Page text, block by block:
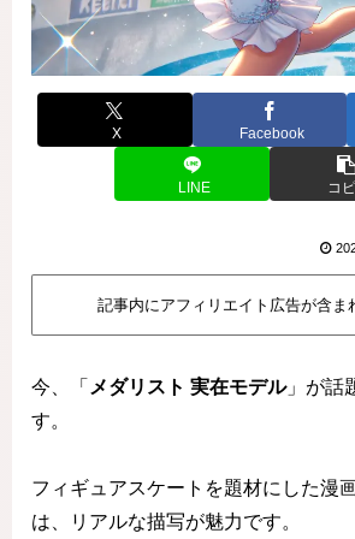
X Facebook
LINE コ
記事内にアフィリエイト広告が含ま
今、「 メダリスト 実在モデル」が話
す。
フィギュアスケートを題材にした漫
は、リアルな描写が魅力です。